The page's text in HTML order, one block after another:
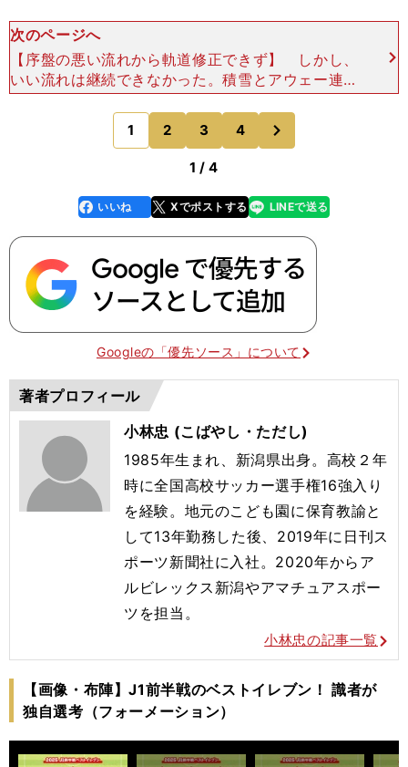
次のページへ
【序盤の悪い流れから軌道修正できず】 しかし、
いい流れは継続できなかった。積雪とアウェー連戦
の影響でクラブハウスに戻れず、大阪などで調整を
続けた影響も響いたのか開幕８戦未勝利（４分け４
敗）と勝利から
1 2 3 4
のページへ
1 / 4
faceboo
k
いいね Xでポストする
line LINEで送る
Googleの「優先ソース」について
著者プロフィール
小林忠 (こばやし・ただし)
1985年生まれ、新潟県出身。高校２年
時に全国高校サッカー選手権16強入り
を経験。地元のこども園に保育教諭と
して13年勤務した後、2019年に日刊ス
ポーツ新聞社に入社。2020年からア
ルビレックス新潟やアマチュアスポー
ツを担当。
小林忠の記事一覧
【画像・布陣】J1前半戦のベストイレブン！ 識者が
独自選考（フォーメーション）